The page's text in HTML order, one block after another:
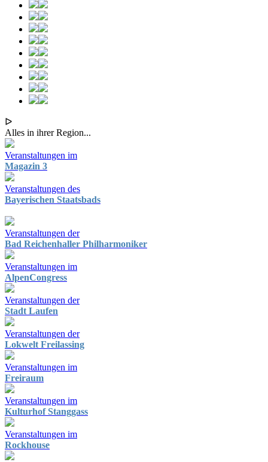
ᐅ
Alles in ihrer Region...
Veranstaltungen im
Magazin 3
Veranstaltungen des
Bayerischen Staatsbads
Veranstaltungen der
Bad Reichenhaller Philharmoniker
Veranstaltungen im
AlpenCongress
Veranstaltungen der
Stadt Laufen
Veranstaltungen der
Lokwelt Freilassing
Veranstaltungen im
Freiraum
Veranstaltungen im
Kulturhof Stanggass
Veranstaltungen im
Rockhouse